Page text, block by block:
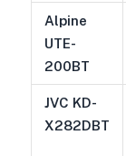
Alpine
UTE-
200BT
JVC KD-
X282DBT